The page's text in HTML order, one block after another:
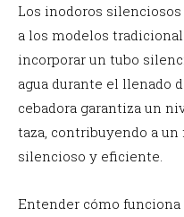
Los inodoros
a los modelos
incorporar un tubo
agua durante el llenado
cebadora garantiza un
taza, contribuyendo a
silencioso y eficiente.
Entender cómo